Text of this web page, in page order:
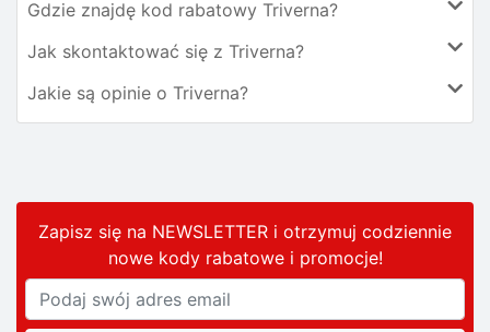
Gdzie znajdę kod rabatowy Triverna?
Jak skontaktować się z Triverna?
Jakie są opinie o Triverna?
Zapisz się na NEWSLETTER i otrzymuj codziennie
nowe kody rabatowei promocje!